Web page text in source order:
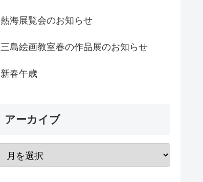
熱海展覧会のお知らせ
三島絵画教室春の作品展のお知らせ
新春午歳
アーカイブ